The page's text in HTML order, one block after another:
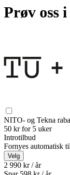
Prøv oss
NITO- og Tekna
50 kr for 5 uker
Introtilbud
Fornyes automatisk til
Velg
2 990 kr / år